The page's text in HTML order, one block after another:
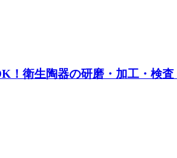
！衛生陶器の研磨・加工・検